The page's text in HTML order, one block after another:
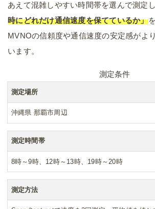
あえて混雑しやすい時間帯を選んで測定
時にどれだけ通信速度を保てているか」
MVNOの信頼度や通信速度の安定感がよ
います。
測定条件
測定場所
沖縄県 那覇市周辺
測定時間帯
8時～9時、12時～13時、19時～20時
測定方法